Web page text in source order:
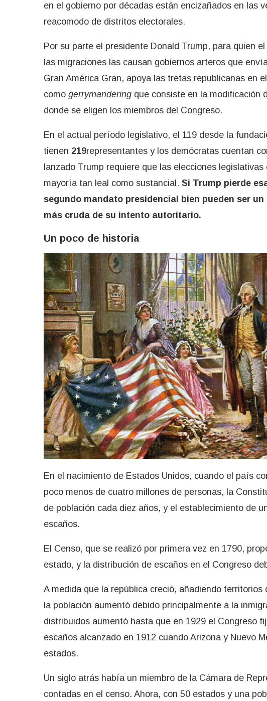
en el gobierno por décadas están encizañados en las
reacomodo de distritos electorales.
Por su parte el presidente Donald Trump, para quien
las migraciones las causan gobiernos arteros que
Gran América Gran, apoya las tretas republicanas en
como gerrymandering que consiste en la modificación
donde se eligen los miembros del Congreso.
En el actual período legislativo, el 119 desde la
tienen 219representantes y los demócratas cuentan
lanzado Trump requiere que las elecciones
mayoría tan leal como sustancial. Si Trump pierde
segundo mandato presidencial bien pueden ser
más cruda de su intento autoritario.
Un poco de historia
En el nacimiento de Estados Unidos, cuando el país
poco menos de cuatro millones de personas, la
de población cada diez años, y el establecimiento de
escaños.
El Censo, que se realizó por primera vez en 1790,
estado, y la distribución de escaños en el Congreso
A medida que la república creció, añadiendo
la población aumentó debido principalmente a la
distribuidos aumentó hasta que en 1929 el Congreso
escaños alcanzado en 1912 cuando Arizona y Nuevo
estados.
Un siglo atrás había un miembro de la Cámara de
contadas en el censo. Ahora, con 50 estados y una